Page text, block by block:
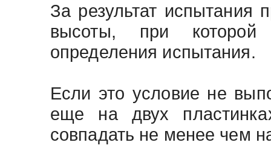
За результат испытания
высоты, при которой
определения испытания.
Если это условие не
еще на двух
совпадать не менее чем